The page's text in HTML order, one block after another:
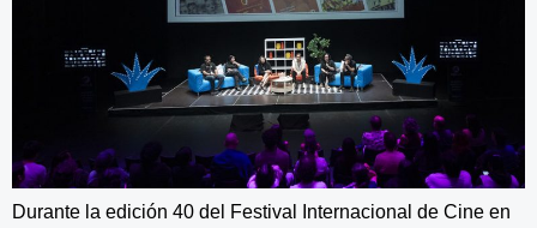
Durante la edición 40 del Festival Internacional de Cine en